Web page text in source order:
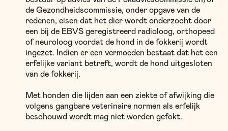
de Gezondheidscommissie, onder opgave van de
redenen, eisen dat het dier wordt onderzocht door
een bij de EBVS geregistreerd radioloog, orthopeed
of neuroloog voordat de hond in de fokkerij wordt
ingezet. Indien er een vermoeden bestaat dat het een
erfelijke variant betreft, wordt de hond uitgesloten
van de fokkerij.
Met honden die lijden aan een ziekte of afwijking die
volgens gangbare veterinaire normen als erfelijk
beschouwd wordt mag niet worden gefokt.